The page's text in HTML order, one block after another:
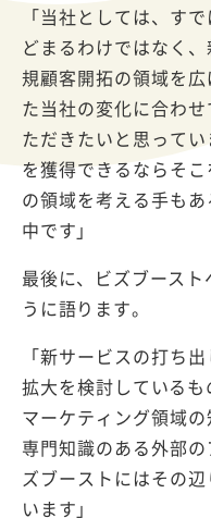
「当社としては、す
どまるわけではなく
規顧客開拓の領域を
た当社の変化に合わ
ただきたいと思って
を獲得できるならそ
の領域を考える手も
中です」
最後に、ビズブース
うに語ります。
「新サービスの打ち
拡大を検討している
マーケティング領域の
専門知識のある外部
ズブーストにはその
います」